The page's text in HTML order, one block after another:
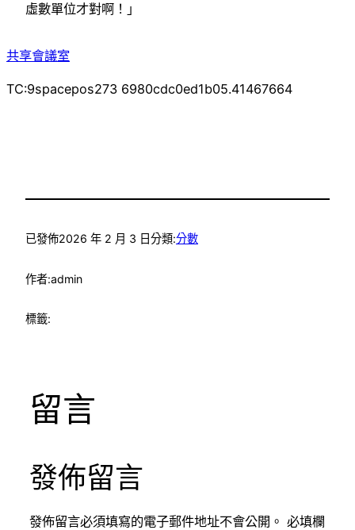
虛數單位才對啊！」
共享會議室
TC:9spacepos273 6980cdc0ed1b05.41467664
已發佈2026 年 2 月 3 日分類:分數
作者:admin
標籤:
留言
發佈留言
發佈留言必須填寫的電子郵件地址不會公開。 必填欄